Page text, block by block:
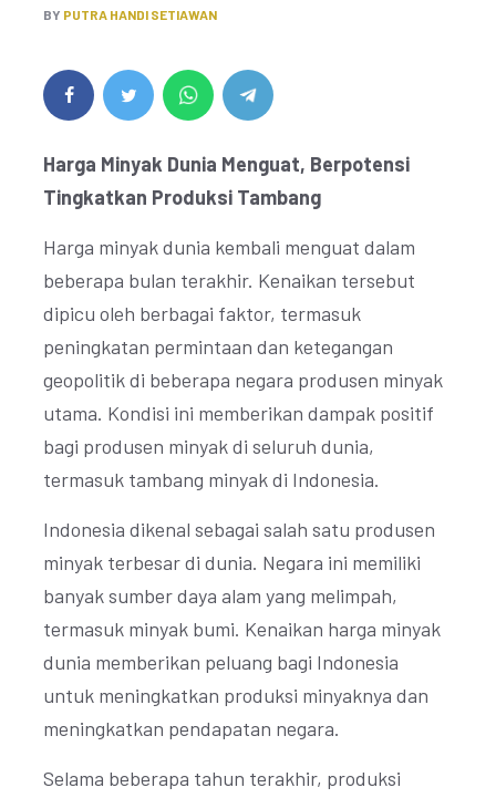
BY PUTRA HANDI SETIAWAN
Harga Minyak Dunia Menguat, Berpotensi
Tingkatkan Produksi Tambang
Harga minyak dunia kembali menguat dalam
beberapa bulan terakhir. Kenaikan tersebut
dipicu oleh berbagai faktor, termasuk
peningkatan permintaan dan ketegangan
geopolitik di beberapa negara produsen minyak
utama. Kondisi ini memberikan dampak positif
bagi produsen minyak di seluruh dunia,
termasuk tambang minyak di Indonesia.
Indonesia dikenal sebagai salah satu produsen
minyak terbesar di dunia. Negara ini memiliki
banyak sumber daya alam yang melimpah,
termasuk minyak bumi. Kenaikan harga minyak
dunia memberikan peluang bagi Indonesia
untuk meningkatkan produksi minyaknya dan
meningkatkan pendapatan negara.
Selama beberapa tahun terakhir, produksi